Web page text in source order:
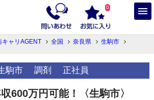
0
キャリAGENT 全国 奈良県
生駒市
駒市 調剤 正社員
600万円可能！〈生駒市〉